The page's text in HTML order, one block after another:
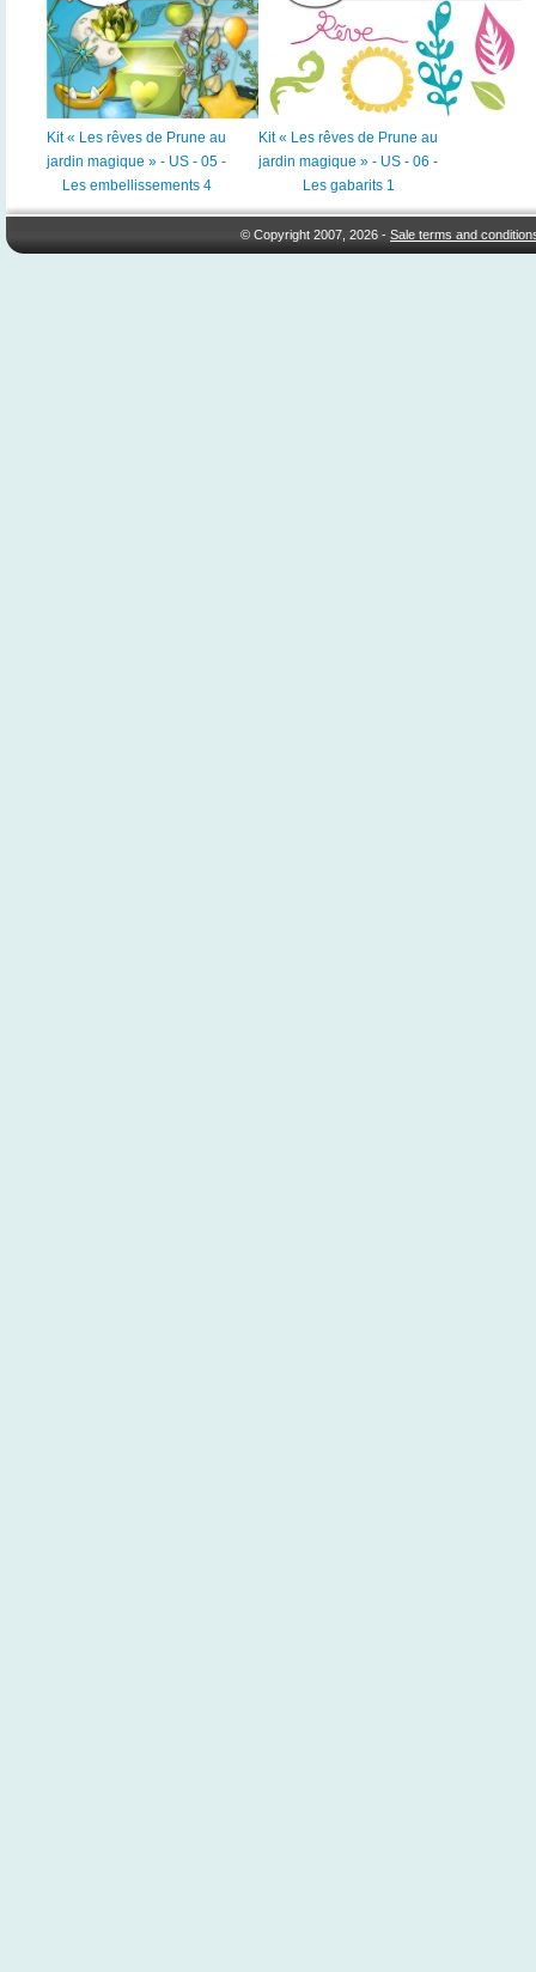
Kit « Les rêves de Prune au
jardin magique » - US - 05 -
Les embellissements 4
Kit « Les rêves de Prune au
jardin magique » - US - 06 -
Les gabarits 1
© Copyright 2007, 2026 -Sale terms and